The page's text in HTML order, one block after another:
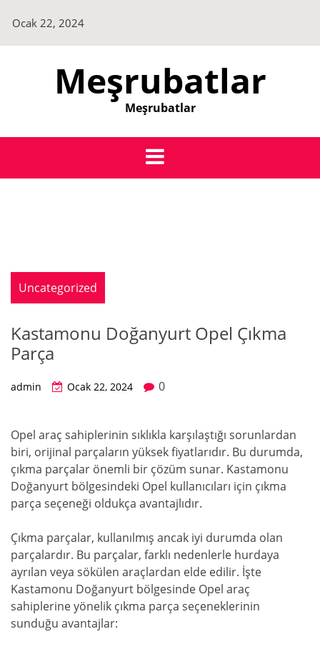
content
Ocak 22, 2024
Meşrubatlar
Meşrubatlar
Uncategorized
Kastamonu Doğanyurt Opel Çıkma
Parça
admin Ocak 22, 2024 0
Opel araç sahiplerinin sıklıkla karşılaştığı sorunlardan
biri, orijinal parçaların yüksek fiyatlarıdır. Bu durumda,
çıkma parçalar önemli bir çözüm sunar. Kastamonu
Doğanyurt bölgesindeki Opel kullanıcıları için çıkma
parça seçeneği oldukça avantajlıdır.
Çıkma parçalar, kullanılmış ancak iyi durumda olan
parçalardır. Bu parçalar, farklı nedenlerle hurdaya
ayrılan veya sökülen araçlardan elde edilir. İşte
Kastamonu Doğanyurt bölgesinde Opel araç
sahiplerine yönelik çıkma parça seçeneklerinin
sunduğu avantajlar: